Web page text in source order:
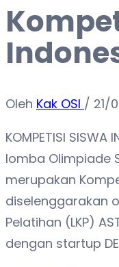
Oleh Kak OSI / 21/
KOMPETISI
lomba Olimpiade
merupakan
diselenggarakan
Pelatihan (LKP)
dengan startup